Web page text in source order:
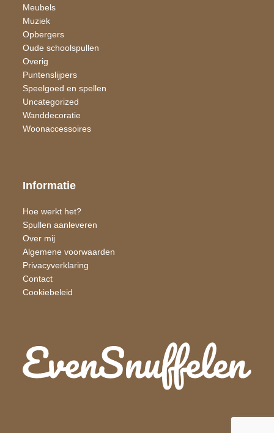
Meubels
Muziek
Opbergers
Oude schoolspullen
Overig
Puntenslijpers
Speelgoed en spellen
Uncategorized
Wand​decoratie
Woon​accessoires
Informatie
Hoe werkt het?
Spullen aanleveren
Over mij
Algemene voorwaarden
Privacyverklaring
Contact
Cookiebeleid